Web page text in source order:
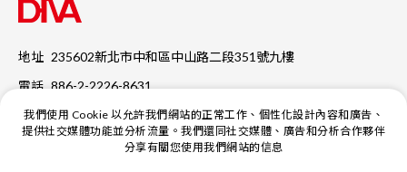
地址 235602新北市中和區中山路二段351號九樓
電話 886-2-2226-8631
傳真 886-2-2226-2453
我們使用 Cookie 以允許我們網站的正常工作、個性化設計內容和廣告、
提供社交媒體功能並分析流量。我們還同社交媒體、廣告和分析合作夥伴
分享有關您使用我們網站的信息